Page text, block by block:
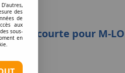
TD courte pour M-
avis !
des
de
aux
sous-
en